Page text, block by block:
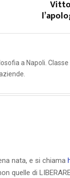
a Napoli.
nata, e si chiama
quelle di